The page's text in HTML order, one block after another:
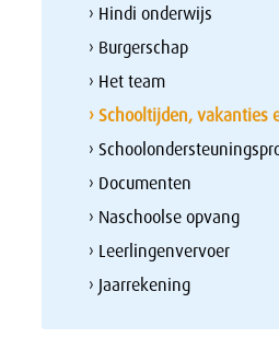
› Hindi onderwijs
› Burgerschap
› Het team
› Schooltijden, vakanties
›
› Documenten
› Naschoolse opvang
› Leerlingenvervoer
› Jaarrekening